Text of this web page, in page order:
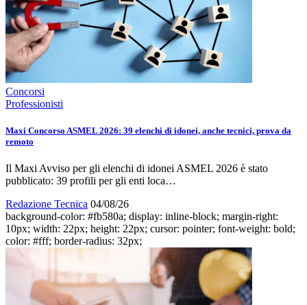
Concorsi
Professionisti
Maxi Concorso ASMEL 2026: 39 elenchi di idonei, anche tecnici, prova da
remoto
Il Maxi Avviso per gli elenchi di idonei ASMEL 2026 è stato
pubblicato: 39 profili per gli enti loca…
Redazione Tecnica 04/08/26
background-color: #fb580a; display: inline-block; margin-right:
10px; width: 22px; height: 22px; cursor: pointer; font-weight: bold;
color: #fff; border-radius: 32px;